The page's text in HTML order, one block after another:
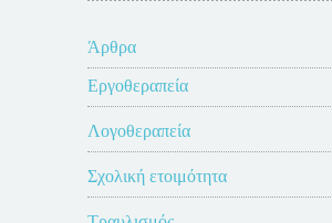
Άρθρα
Εργοθεραπεία
Λογοθεραπεία
Σχολική ετοιμότητα